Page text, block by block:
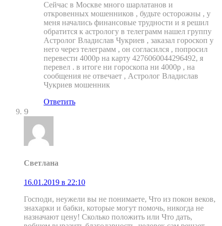
Сейчас в Москве много шарлатанов и
откровенных мошенников , будьте осторожны , у
меня начались финансовые трудности и я решил
обратится к астрологу в телеграмм нашел группу
Астролог Владислав Чукриев , заказал гороскоп у
него через телеграмм , он согласился , попросил
перевести 4000р на карту 4276060044296492, я
перевел . в итоге ни гороскопа ни 4000р , на
сообщения не отвечает , Астролог Владислав
Чукриев мошенник
Ответить
9
Светлана
16.01.2019 в 22:10
Господи, неужели вы не понимаете, Что из покон веков,
знахарки и бабки, которые могут помочь, никогда не
назначают цену! Сколько положить или Что дать,